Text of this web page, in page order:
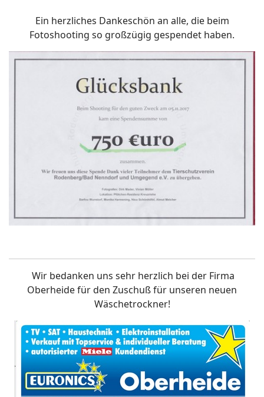
Ein herzliches Dankeschön an alle, die beim
Fotoshooting so großzügig gespendet haben.
Wir bedanken uns sehr herzlich bei der Firma
Oberheide für den Zuschuß für unseren neuen
Wäschetrockner!